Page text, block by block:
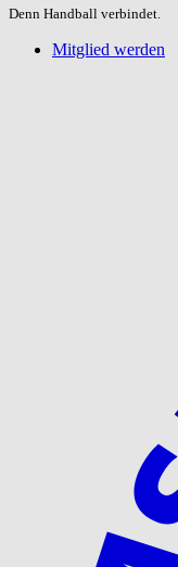
Denn Handball verbindet.
Mitglied werden